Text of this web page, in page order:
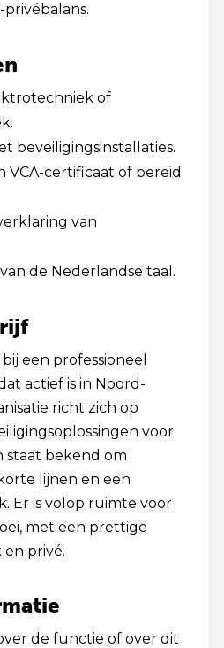
of
beveiligingsinstallaties.
VCA-certificaat of bereid
van
de Nederlandse taal.
een professioneel
actief is in Noord-
richt zich op
voor
staat bekend om
lijnen en een
Er is volop ruimte voor
met een prettige
en privé.
de functie of over dit